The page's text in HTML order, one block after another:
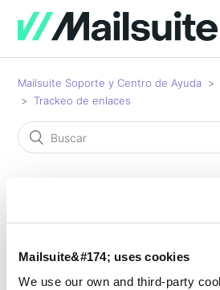
Mailsuite&#174; uses cookies
We use our own and third-party
Mailsuite Soporte y Centro de Ayuda
Trackeo de enlaces
Trackeo de
Link tracking no funciona